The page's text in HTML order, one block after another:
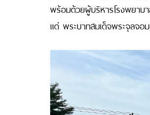
พร้อมด้วยผู้บริหารโรงพยาบ
แด่ พระบาทสมเด็จพระจุลจอ